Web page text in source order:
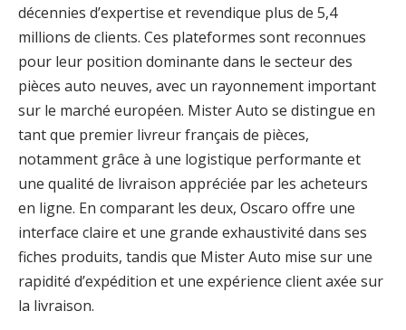
décennies d’expertise et revendique plus de 5,4
millions de clients. Ces plateformes sont reconnues
pour leur position dominante dans le secteur des
pièces auto neuves, avec un rayonnement important
sur le marché européen. Mister Auto se distingue en
tant que premier livreur français de pièces,
notamment grâce à une logistique performante et
une qualité de livraison appréciée par les acheteurs
en ligne. En comparant les deux, Oscaro offre une
interface claire et une grande exhaustivité dans ses
fiches produits, tandis que Mister Auto mise sur une
rapidité d’expédition et une expérience client axée sur
la livraison.